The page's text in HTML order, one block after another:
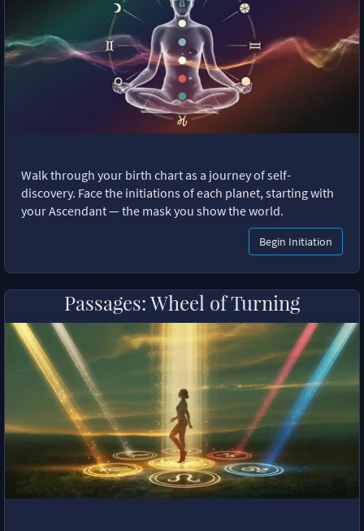
Walk through your birth chart as a journey of self-
discovery. Face the initiations of each planet, starting with
your Ascendant — the mask you show the world.
Begin Initiation
Passages: Wheel of Turning